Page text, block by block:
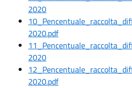
2020
2020.pdf
2020
2020.pdf